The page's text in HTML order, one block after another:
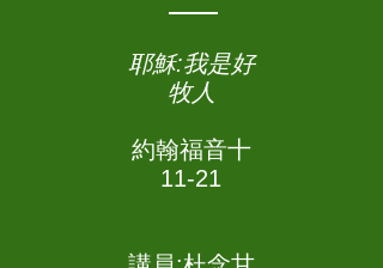
耶穌:我是好
牧人
約翰福音十
11-21